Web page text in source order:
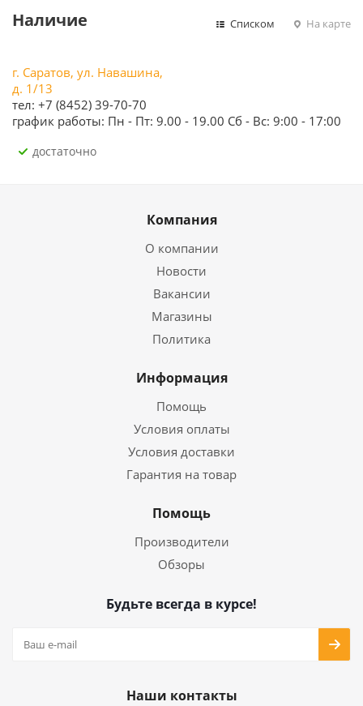
Наличие Списком На карте
г. Саратов, ул. Навашина,
д. 1/13
тел: +7 (8452) 39-70-70
график работы: Пн - Пт: 9.00 - 19.00 Сб - Вс: 9:00 - 17:00
Достаточно
Компания
О компании
Новости
Вакансии
Магазины
Политика
Информация
Помощь
Условия оплаты
Условия доставки
Гарантия на товар
Помощь
Производители
Обзоры
Будьте всегда в курсе!
Наши контакты